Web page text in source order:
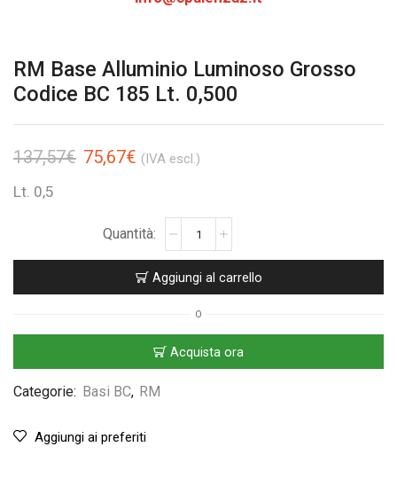
RM Base Alluminio Luminoso Grosso
Codice BC 185 Lt. 0,500
137,57€ 75,67€ (IVA escl.)
Lt. 0,5
Aggiungi al carrello
O
Acquista ora
Categorie: Basi BC, RM
Aggiungi ai preferiti